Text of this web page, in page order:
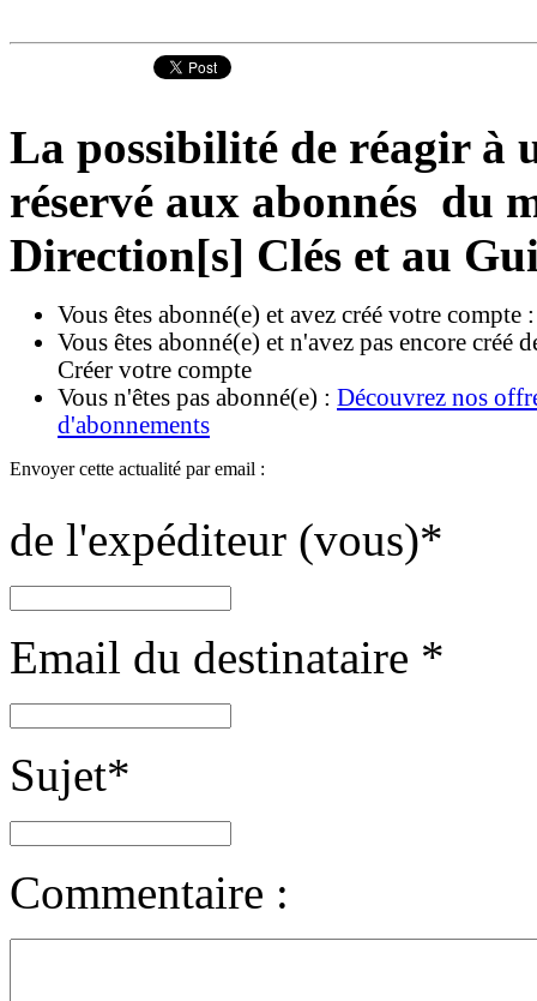
La possibilité de réagir à
réservé aux abonnés du
Direction[s] Clés et au
Vous êtes abonné(e) et avez créé votre compte
Vous êtes abonné(e) et n'avez pas encore créé
Créer votre compte
Vous n'êtes pas abonné(e) : Découvrez nos
d'abonnements
Envoyer cette actualité par email :
de l'expéditeur (vous)*
Email du destinataire *
Sujet*
Commentaire :